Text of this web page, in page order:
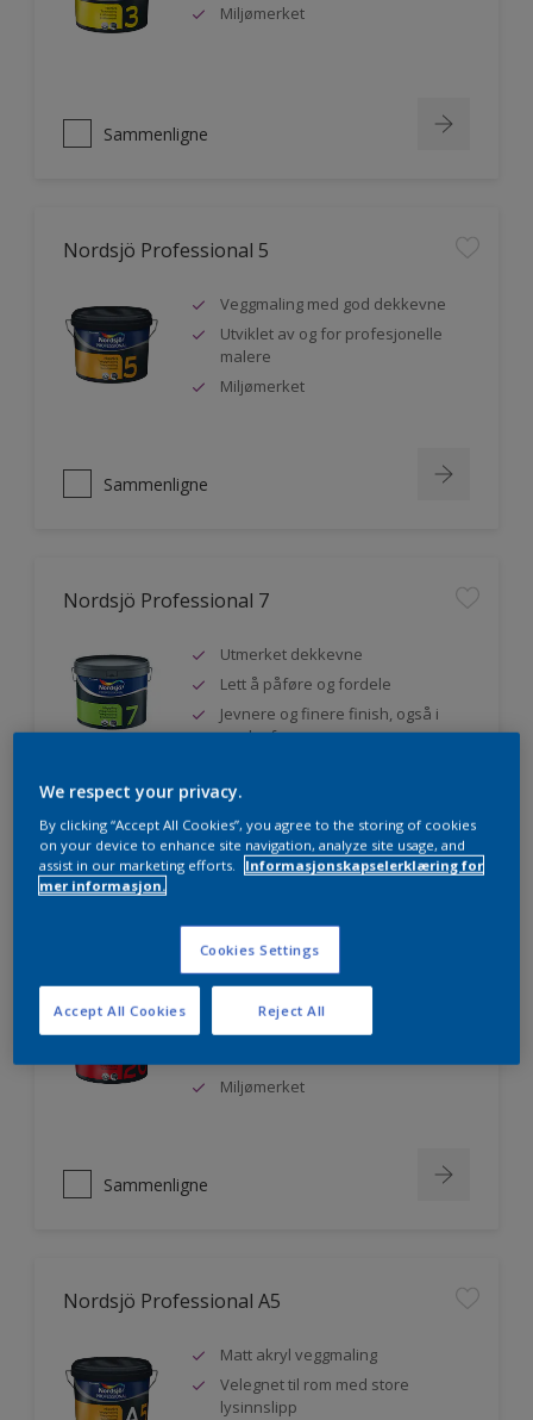
Miljømerket
Sammenligne
Nordsjö Professional 5
Veggmaling med god dekkevne
Utviklet av og for profesjonelle
malere
Miljømerket
Sammenligne
Nordsjö Professional 7
Utmerket dekkevne
Lett å påføre og fordele
Jevnere og finere finish, også i
mørke farger
Sammenligne
Nordsjö Professional 20
Veggmaling med god dekkevne
Utviklet av og for profesjonelle
Miljømerket
Sammenligne
Nordsjö Professional A5
Matt akryl veggmaling
Velegnet til rom med store
lysinnslipp
We respect your privacy.
By clicking “Accept All Cookies”, you agree to the storing of cookies
on your device to enhance site navigation, analyze site usage, and
assist in our marketing efforts.
Informasjonskapselerklæring for
mer informasjon.
Cookies Settings
Reject All
Accept All Cookies